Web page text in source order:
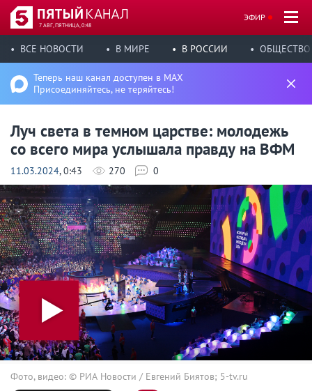
7 АВГ, ПЯТНИЦА, 0:48
ЭФИР
ВСЕ НОВОСТИ В МИРЕ В РОССИИ ОБЩЕСТВО
Теперь наш канал доступен в MAX
Присоединяйтесь, не теряйтесь!
Луч света в темном царстве: молодежь
со всего мира услышала правду на ВФМ
11.03.2024, 0:43 270 0
Фото, видео: © РИА Новости / Евгений Биятов; 5-tv.ru